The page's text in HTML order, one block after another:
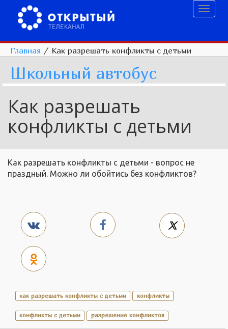
Главная / Как разрешать конфликты с детьми
Школьный автобус
Как разрешать
конфликты с детьми
Как разрешать конфликты с детьми - вопрос не
праздный. Можно ли обойтись без конфликтов?
как разрешать конфликты с детьми конфликты
конфликты с детьми разрешение конфликтов